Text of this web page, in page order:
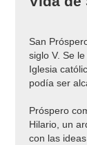
San
siglo V. Se
Iglesia
podía ser
Próspero
Hilario, un
con las